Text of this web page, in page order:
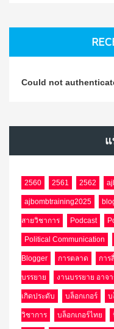
Could not
2560 2561 2562
ajbombtraining2025
สายวิชาการ Podcast
Political Communication
Blogger การตลาด การ
บรรยาย งานบรรยาย อาจ
เกิดประดับ บล็อกเกอร์ บ
วิชาการ บล็อกเกอร์ไทย